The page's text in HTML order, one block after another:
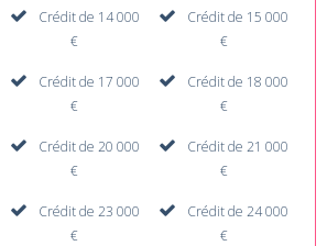
Crédit de 14 000
€
Crédit de 15 000
€
Crédit de 17 000
€
Crédit de 18 000
€
Crédit de 20 000
€
Crédit de 21 000
€
Crédit de 23 000
€
Crédit de 24 000
€